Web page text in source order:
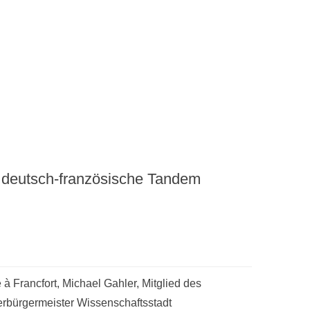
französische Tandem
Francfort, Michael Gahler, Mitglied des
Wissenschaftsstadt